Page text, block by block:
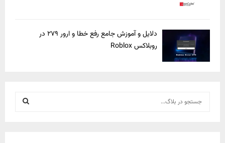
دلایل و آموزش جامع رفع خطا و ارور ۲۷۹ در
روبلاکس Roblox